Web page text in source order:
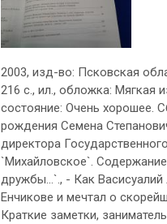
2003, изд-во: Псковская
216 с., ил., обложка: Мягкая
состояние: Очень хорошее.
рождения Семена
директора
`Михайловское`.
дружбы…`., - Как Васисуалий
Енчикове и мечтал о
Краткие заметки,